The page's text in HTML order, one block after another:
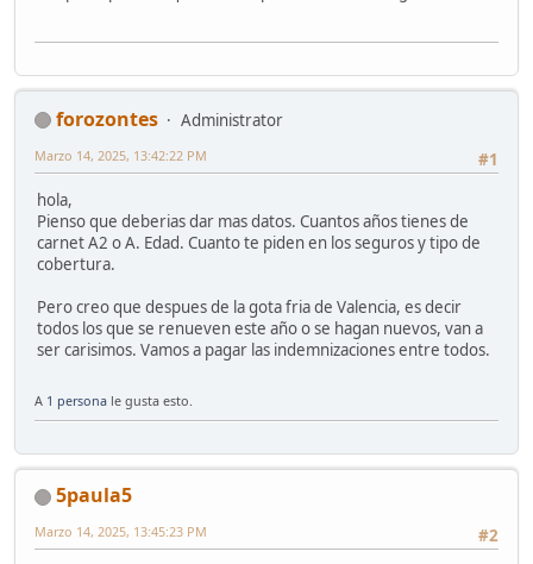
forozontes
Administrator
#1
Marzo 14, 2025, 13:42:22 PM
hola,
Pienso que deberias dar mas datos. Cuantos años tienes de
carnet A2 o A. Edad. Cuanto te piden en los seguros y tipo de
cobertura.
Pero creo que despues de la gota fria de Valencia, es decir
todos los que se renueven este año o se hagan nuevos, van a
ser carisimos. Vamos a pagar las indemnizaciones entre todos.
A 1 persona le gusta esto.
5paula5
#2
Marzo 14, 2025, 13:45:23 PM